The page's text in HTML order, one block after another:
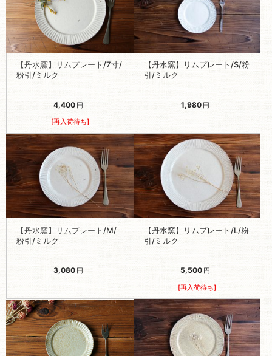
【丹水窯】リムプレート/7寸/
粉引/ミルク
4,400 円
[再入荷待ち]
【丹水窯】リムプレート/S/粉
引/ミルク
1,980 円
【丹水窯】リムプレート/M/
粉引/ミルク
3,080 円
【丹水窯】リムプレート/L/粉
引/ミルク
5,500 円
[再入荷待ち]